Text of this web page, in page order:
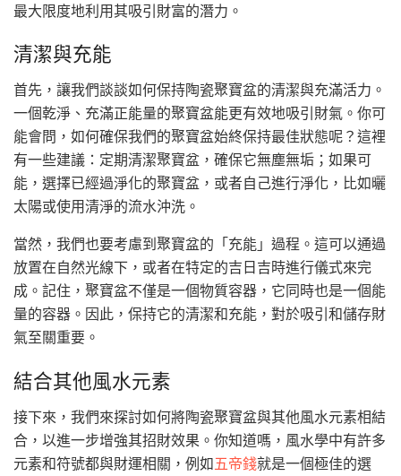
最大限度地利用其吸引財富的潛力。
清潔與充能
首先，讓我們談談如何保持陶瓷聚寶盆的清潔與充滿活力。
一個乾淨、充滿正能量的聚寶盆能更有效地吸引財氣。你可
能會問，如何確保我們的聚寶盆始終保持最佳狀態呢？這裡
有一些建議：定期清潔聚寶盆，確保它無塵無垢；如果可
能，選擇已經過淨化的聚寶盆，或者自己進行淨化，比如曬
太陽或使用清淨的流水沖洗。
當然，我們也要考慮到聚寶盆的「充能」過程。這可以通過
放置在自然光線下，或者在特定的吉日吉時進行儀式來完
成。記住，聚寶盆不僅是一個物質容器，它同時也是一個能
量的容器。因此，保持它的清潔和充能，對於吸引和儲存財
氣至關重要。
結合其他風水元素
接下來，我們來探討如何將陶瓷聚寶盆與其他風水元素相結
合，以進一步增強其招財效果。你知道嗎，風水學中有許多
元素和符號都與財運相關，例如五帝錢就是一個極佳的選